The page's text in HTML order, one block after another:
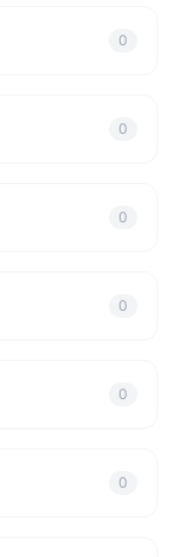
0
0
0
0
0
0